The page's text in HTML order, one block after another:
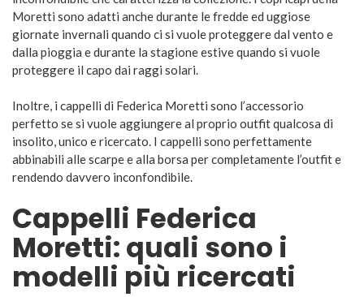
Moretti sono adatti anche durante le fredde ed uggiose
giornate invernali quando ci si vuole proteggere dal vento e
dalla pioggia e durante la stagione estive quando si vuole
proteggere il capo dai raggi solari.
Inoltre, i cappelli di Federica Moretti sono l’accessorio
perfetto se si vuole aggiungere al proprio outfit qualcosa di
insolito, unico e ricercato. I cappelli sono perfettamente
abbinabili alle scarpe e alla borsa per completamente l’outfit e
rendendo davvero inconfondibile.
Cappelli Federica
Moretti: quali sono i
modelli più ricercati